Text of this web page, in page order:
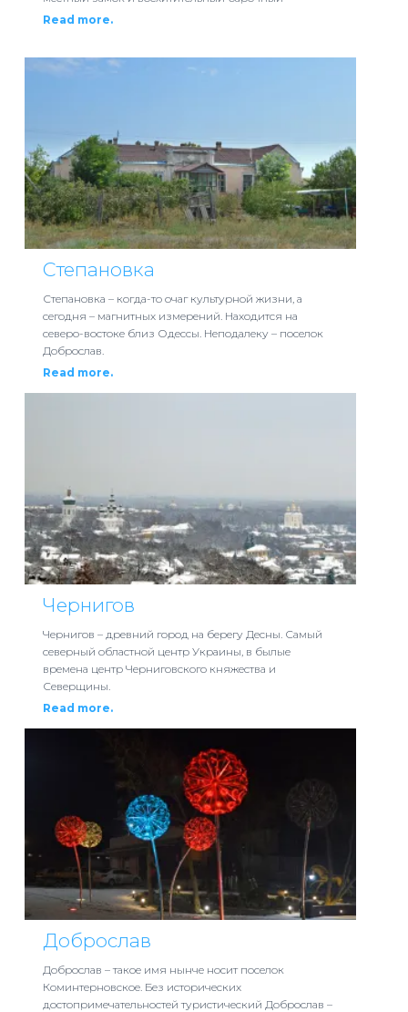
Read more.
Степановка
Степановка – когда-то очаг культурной жизни, а
сегодня – магнитных измерений. Находится на
северо-востоке близ Одессы. Неподалеку – поселок
Доброслав.
Read more.
Чернигов
Чернигов – древний город на берегу Десны. Самый
северный областной центр Украины, в былые
времена центр Черниговского княжества и
Северщины.
Read more.
Доброслав
Доброслав – такое имя нынче носит поселок
Коминтерновское. Без исторических
достопримечательностей туристический Доброслав –